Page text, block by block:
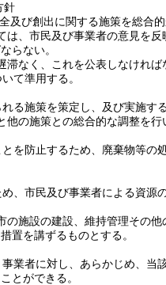
針
及び創出に関する施策を総合
、市民及び事業者の意見を
らない。
なく、これを公表しなければ
て準用する。
る施策を策定し、及び実施す
の施策との総合的な調整を
を防止するため、廃棄物等
、市民及び事業者による資
施設の建設、維持管理その
置を講ずるものとする。
業者に対し、あらかじめ、
とができる。